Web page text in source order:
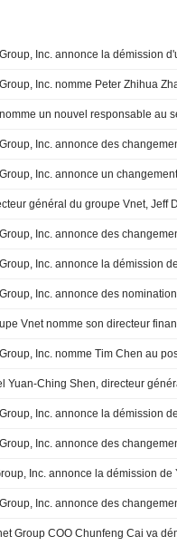
général du groupe Vnet, Jeff
Inc. annonce des
Inc. annonce des
Inc. nomme Tim Chen au
Inc. annonce des
Inc. annonce des
Group COO Chunfeng Cai va